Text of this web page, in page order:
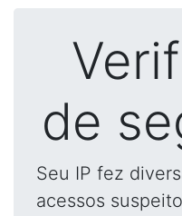
de
Seu IP fez
acessos